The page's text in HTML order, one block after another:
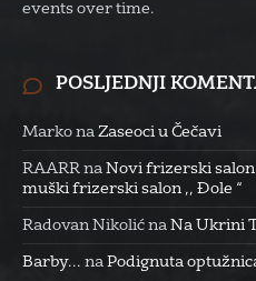
events over time.
POSLJEDNJI
Marko na Zaseoci u Čečavi
RAARR na Novi frizerski salon
muški frizerski salon ,, Đole “
Radovan Nikolić na Na Ukrini
Barby... na Podignuta